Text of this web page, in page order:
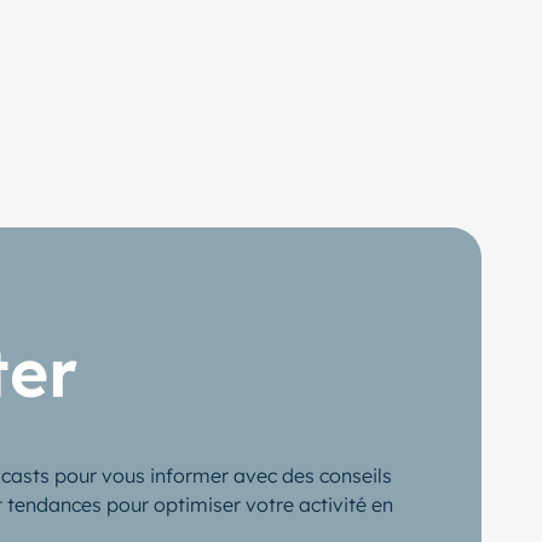
pour vous informer avec des conseils
tendances pour optimiser votre activité en